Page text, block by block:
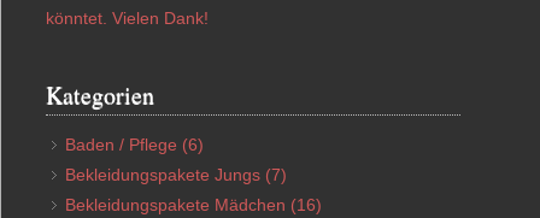
könntet. Vielen Dank!
Kategorien
Baden / Pflege (6)
Bekleidungspakete Jungs (7)
Bekleidungspakete Mädchen (16)